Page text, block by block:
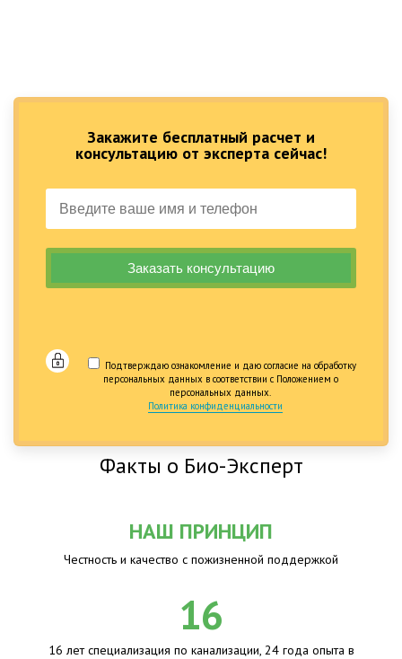
Закажите бесплатный расчет и
консультацию от эксперта сейчас!
Подтверждаю ознакомление и даю согласие на обработку
персональных данных в соответствии с Положением о
персональных данных.
Политика конфиденциальности
Факты о Био-Эксперт
НАШ ПРИНЦИП
Честность и качество с пожизненной поддержкой
16
16 лет специализация по канализации, 24 года опыта в